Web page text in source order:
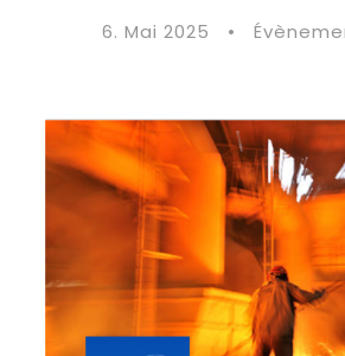
6. Mai 2025 •